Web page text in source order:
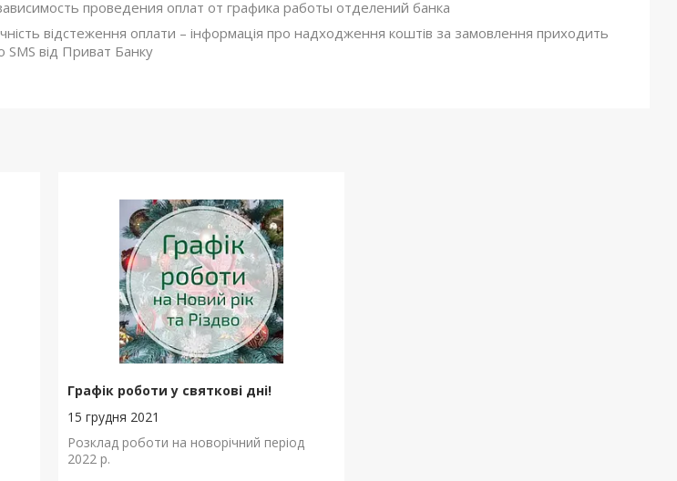
проведения оплат от графика работы отделений банка
відстеження оплати – інформація про надходження коштів за замовлення приходить
SMS від Приват Банку
Графік роботи у святкові дні!
15 грудня 2021
Розклад роботи на новорічний період
2022 р.